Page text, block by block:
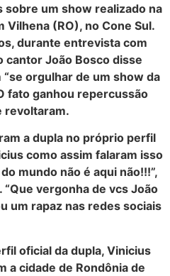
um show realizado na
(RO), no Cone Sul.
durante entrevista com
João Bosco disse
orgulhar de um show da
fato ganhou repercussão
revoltaram.
a dupla no próprio perfil
como assim falaram isso
mundo não é aqui não!!!”,
vergonha de vcs João
um rapaz nas redes sociais
oficial da dupla, Vinicius
a cidade de Rondônia de